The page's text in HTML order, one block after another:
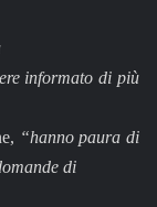
informato di più
“hanno paura di
di